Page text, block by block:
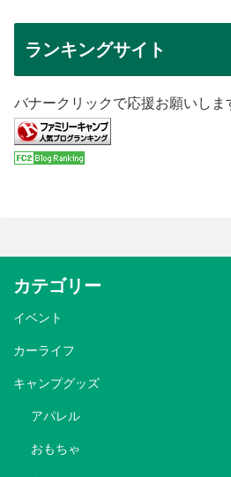
ランキングサイト
バナークリックで応援お願いしま
カテゴリー
イベント
カーライフ
キャンプグッズ
アパレル
おもちゃ